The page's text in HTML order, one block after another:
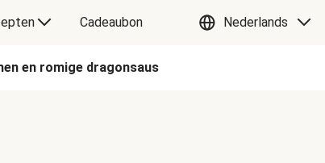
Cadeaubon Nederlands
en romige dragonsaus